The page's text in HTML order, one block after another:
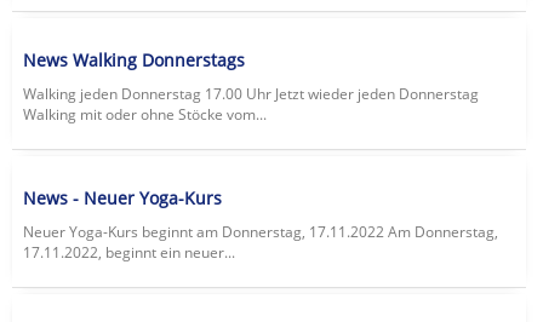
News Walking Donnerstags
Walking jeden Donnerstag 17.00 Uhr Jetzt wieder jeden Donnerstag
Walking mit oder ohne Stöcke vom...
News - Neuer Yoga-Kurs
Neuer Yoga-Kurs beginnt am Donnerstag, 17.11.2022 Am Donnerstag,
17.11.2022, beginnt ein neuer...